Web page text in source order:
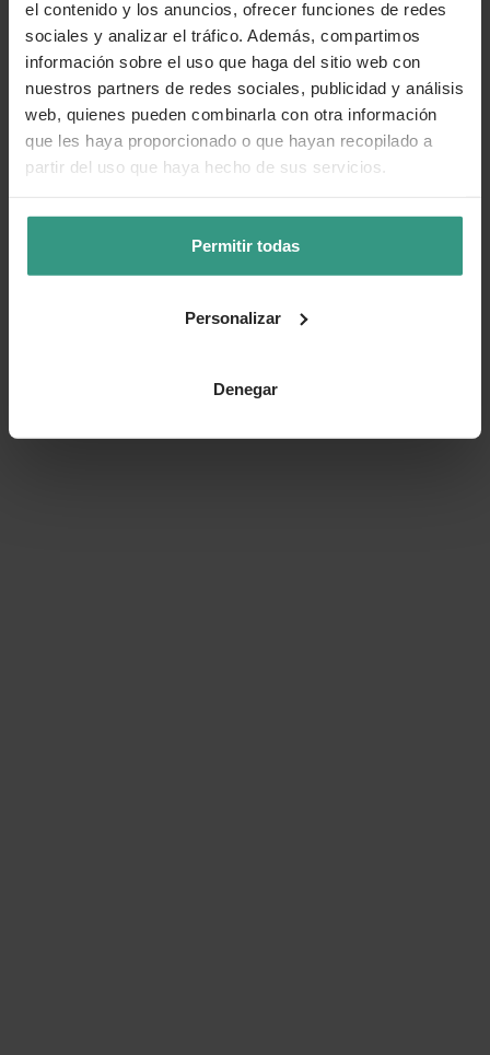
el contenido y los anuncios, ofrecer funciones de redes
sociales y analizar el tráfico. Además, compartimos
información sobre el uso que haga del sitio web con
nuestros partners de redes sociales, publicidad y análisis
web, quienes pueden combinarla con otra información
que les haya proporcionado o que hayan recopilado a
partir del uso que haya hecho de sus servicios.
Permitir todas
Personalizar
Denegar